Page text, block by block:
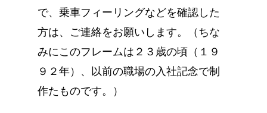
で、乗車フィーリングなどを確認した
方は、ご連絡をお願いします。（ちな
みにこのフレームは２３歳の頃（１９
９２年）、以前の職場の入社記念で制
作たものです。）